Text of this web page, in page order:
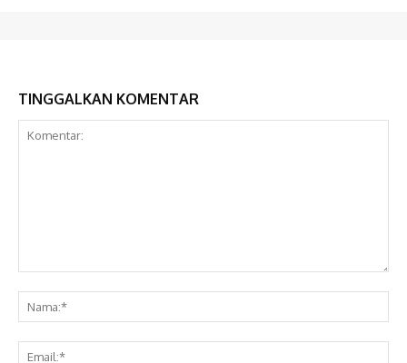
TINGGALKAN KOMENTAR